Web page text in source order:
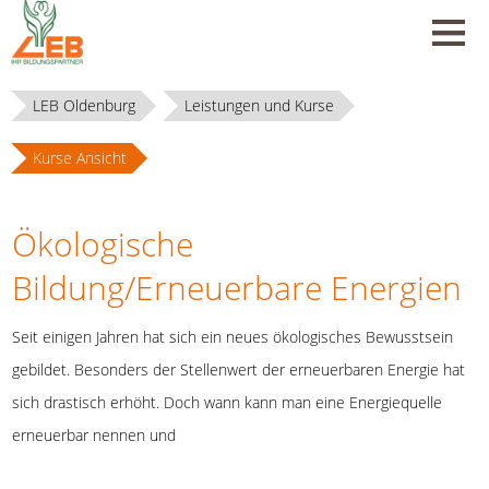
LEB Oldenburg Leistungen und Kurse
Kurse Ansicht
Ökologische
Bildung/Erneuerbare Energien
Seit einigen Jahren hat sich ein neues ökologisches Bewusstsein
gebildet. Besonders der Stellenwert der erneuerbaren Energie hat
sich drastisch erhöht. Doch wann kann man eine Energiequelle
erneuerbar nennen und